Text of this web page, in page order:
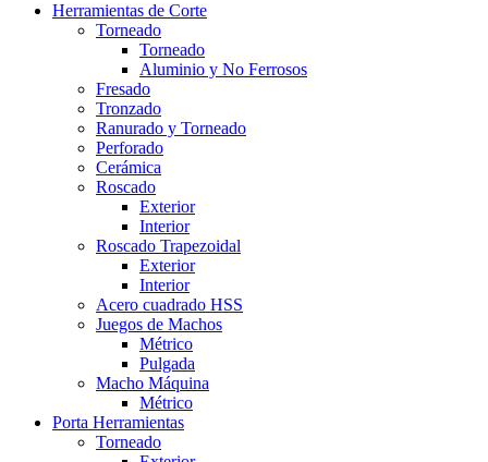
Herramientas de Corte
Torneado
Torneado
Aluminio y No Ferrosos
Fresado
Tronzado
Ranurado y Torneado
Perforado
Cerámica
Roscado
Exterior
Interior
Roscado Trapezoidal
Exterior
Interior
Acero cuadrado HSS
Juegos de Machos
Métrico
Pulgada
Macho Máquina
Métrico
Porta Herramientas
Torneado